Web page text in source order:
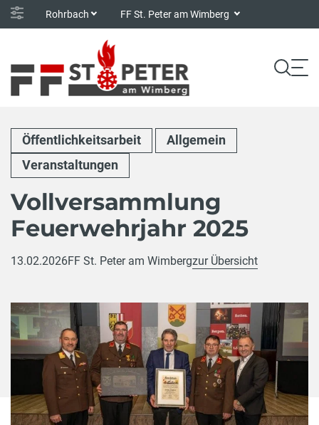
Rohrbach FF St. Peter am Wimberg
Öffentlichkeitsarbeit
Allgemein
Veranstaltungen
Vollversammlung
Feuerwehrjahr 2025
13.02.2026FF St. Peter am Wimbergzur Übersicht